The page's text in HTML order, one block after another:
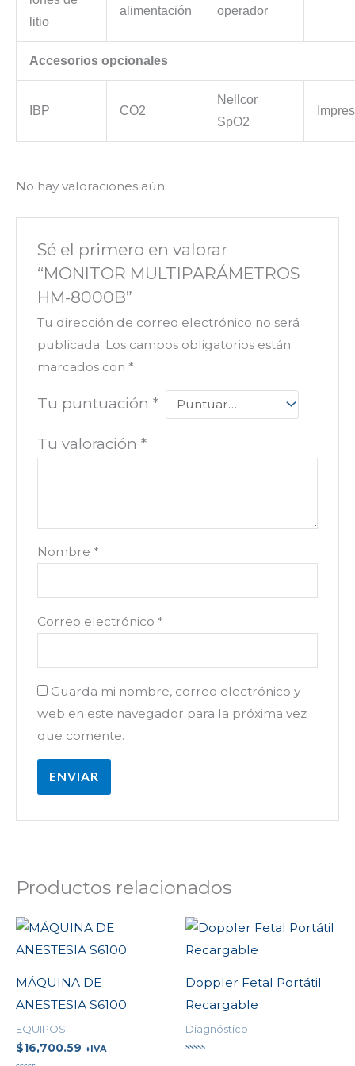
litio
alimentación operador
Accesorios opcionales
IBP CO2
Nellcor
SpO2
No hay valoraciones aún.
Sé el primero en valorar
“MONITOR MULTIPARÁMETROS
HM-8000B”
Tu dirección de correo electrónico no será
publicada. Los campos obligatorios están
marcados con *
Tu puntuación *
Tu valoración *
Nombre *
Correo electrónico *
Guarda mi nombre, correo electrónico y
web en este navegador para la próxima vez
que comente.
Productos relacionados
MÁQUINA DE
ANESTESIA S6100
EQUIPOS
$16,700.59 +IVA
Doppler Fetal Portátil
Recargable
Diagnóstico